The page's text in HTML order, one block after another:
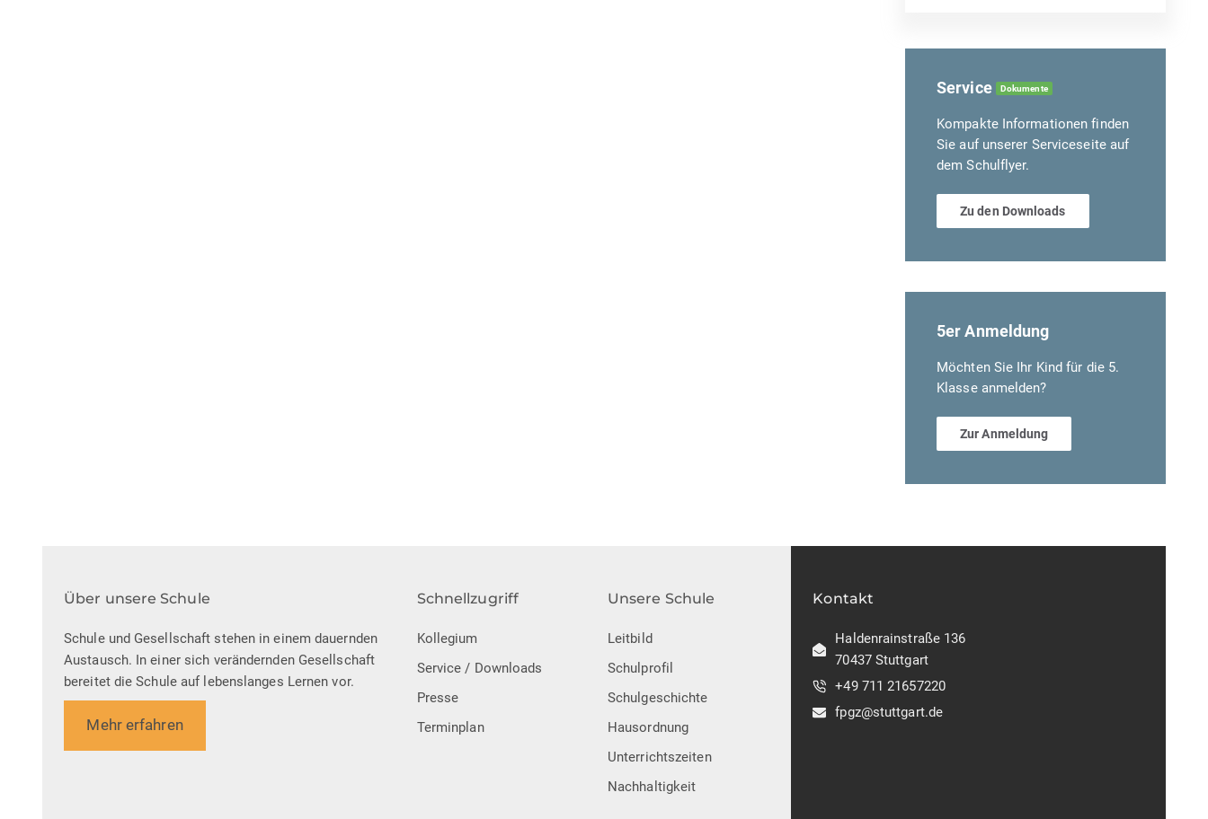
Service Dokumente
Kompakte Informationen finden
Sie auf unserer Serviceseite auf
dem Schulflyer.
Zu den Downloads
5er Anmeldung
Möchten Sie Ihr Kind für die 5.
Klasse anmelden?
Zur Anmeldung
Über unsere Schule
Schule und Gesellschaft stehen in einem dauernden
Austausch. In einer sich verändernden Gesellschaft
bereitet die Schule auf lebenslanges Lernen vor.
Mehr erfahren
Schnellzugriff
Kollegium
Service / Downloads
Presse
Terminplan
Unsere Schule
Leitbild
Schulprofil
Schulgeschichte
Hausordnung
Unterrichtszeiten
Nachhaltigkeit
Kontakt
Haldenrainstraße 136
70437 Stuttgart
+49 711 21657220
fpgz@stuttgart.de